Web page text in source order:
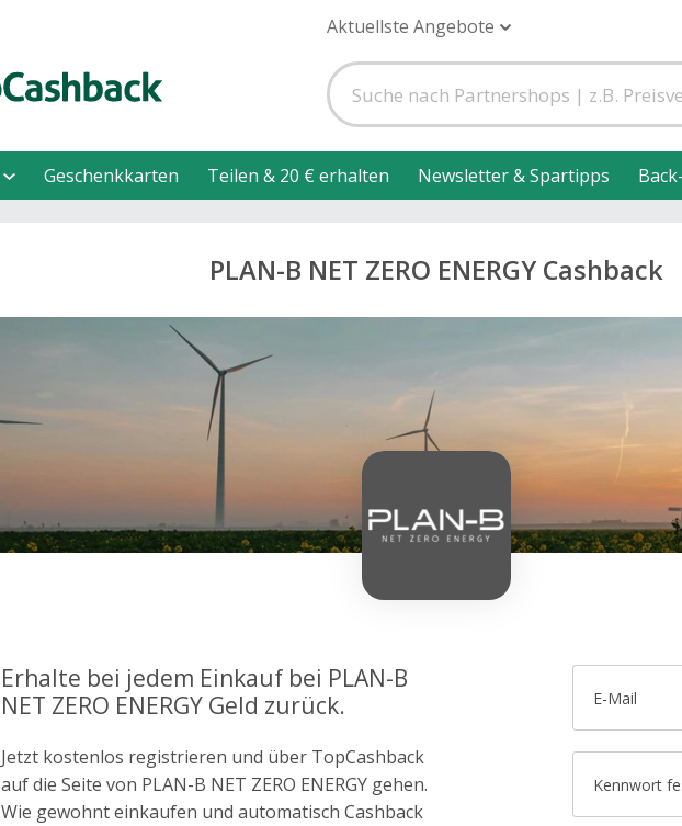
Aktuellste Angebote
Geschenkkarten Teilen & 20 € erhalten Newsletter & Spartipps
PLAN-B NET ZERO ENERGY Cashback
Erhalte bei jedem Einkauf bei PLAN-B
NET ZERO ENERGY Geld zurück.
Jetzt kostenlos registrieren und über TopCashback
auf die Seite von PLAN-B NET ZERO ENERGY gehen.
Wie gewohnt einkaufen und automatisch Cashback
E-Mail
Kennwort